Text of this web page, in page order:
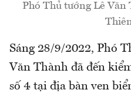
Phó Thủ tướng Lê Văn
Sáng 28/9/2022, Phó
Văn Thành đã đến
số 4 tại địa bàn ven